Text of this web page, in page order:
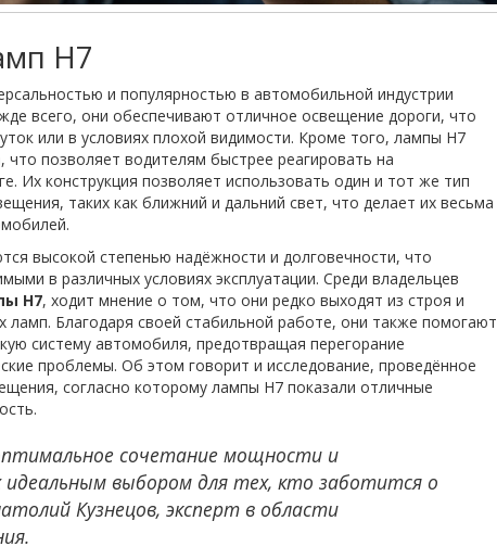
H7
и популярностью в автомобильной индустрии
всего, они обеспечивают отличное освещение дороги, что
или в условиях плохой видимости. Кроме того, лампы H7
что позволяет водителям быстрее реагировать на
Их конструкция позволяет использовать один и тот же тип
таких как ближний и дальний свет, что делает их весьма
высокой степенью надёжности и долговечности, что
в различных условиях эксплуатации. Среди владельцев
H7, ходит мнение о том, что они редко выходят из строя и
ламп. Благодаря своей стабильной работе, они также помогают
систему автомобиля, предотвращая перегорание
проблемы. Об этом говорит и исследование, проведённое
согласно которому лампы H7 показали отличные
сочетание мощности и
идеальным выбором для тех, кто заботится о
Кузнецов, эксперт в области